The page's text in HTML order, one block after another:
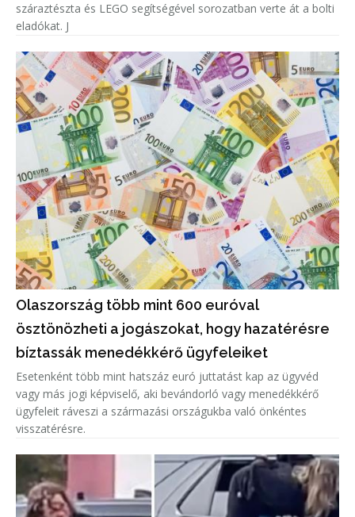
száraztészta és LEGO segítségével sorozatban verte át a bolti
eladókat. J
Olaszország több mint 600 euróval
ösztönözheti a jogászokat, hogy hazatérésre
bíztassák menedékkérő ügyfeleiket
Esetenként több mint hatszáz euró juttatást kap az ügyvéd
vagy más jogi képviselő, aki bevándorló vagy menedékkérő
ügyfeleit ráveszi a származási országukba való önkéntes
visszatérésre.